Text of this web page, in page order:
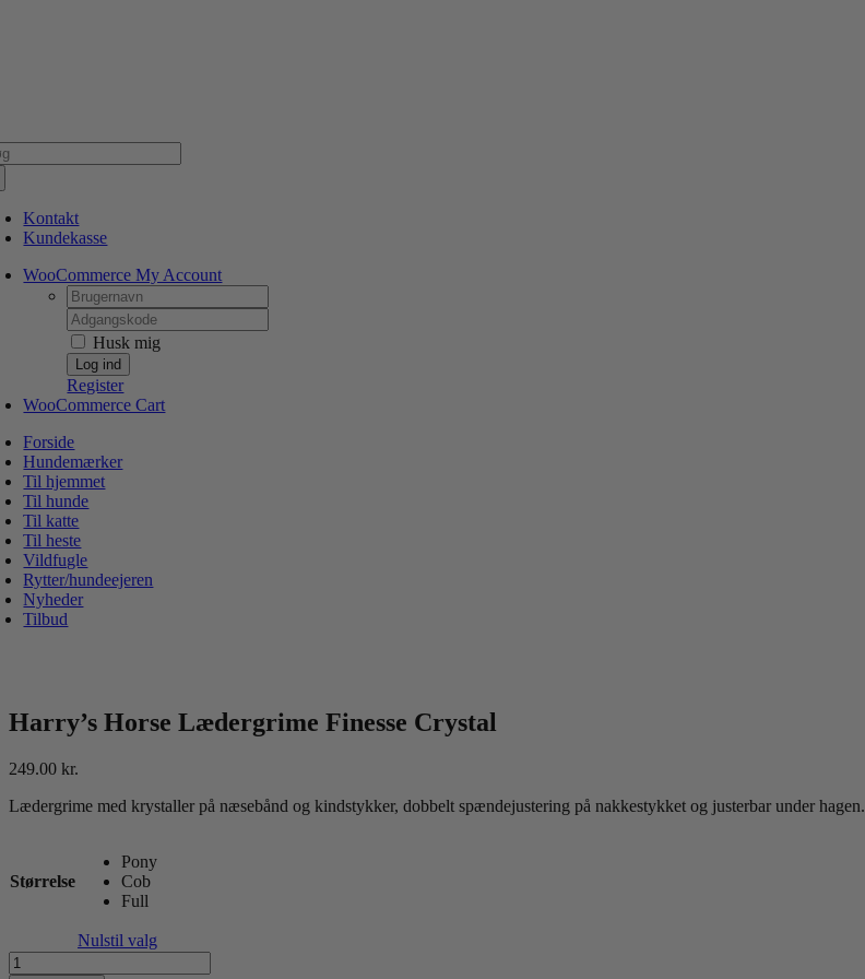
Kontakt
Kundekasse
WooCommerce My Account
Username:
Password:
Husk mig
Register
WooCommerce Cart
Forside
Hundemærker
Til hjemmet
Til hunde
Til katte
Til heste
Vildfugle
Rytter/hundeejeren
Nyheder
Tilbud
Harry’s Horse Lædergrime Finesse Crystal
249.00 kr.
Lædergrime med krystaller på næsebånd og kindstykker, dobbelt spændejustering på nakkestykket og justerbar under hagen.
Størrelse
Pony
Cob
Full
Nulstil valg
Harry's